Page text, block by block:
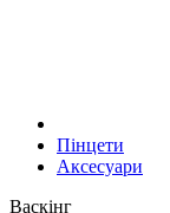
Пінцети
Аксесуари
Васкінг